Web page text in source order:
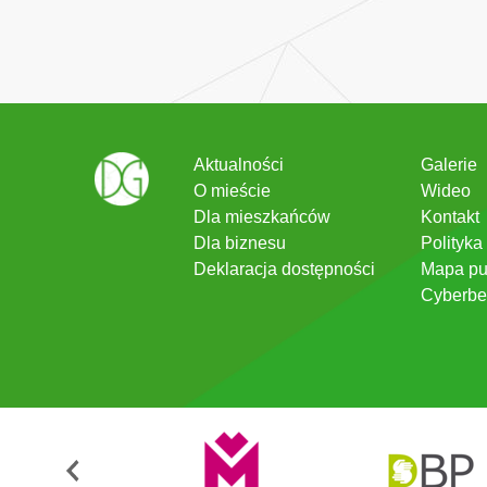
Aktualności
O mieście
Dla mieszkańców
Dla biznesu
Deklaracja dostępności
Galerie
Wideo
Kontakt
Mapa